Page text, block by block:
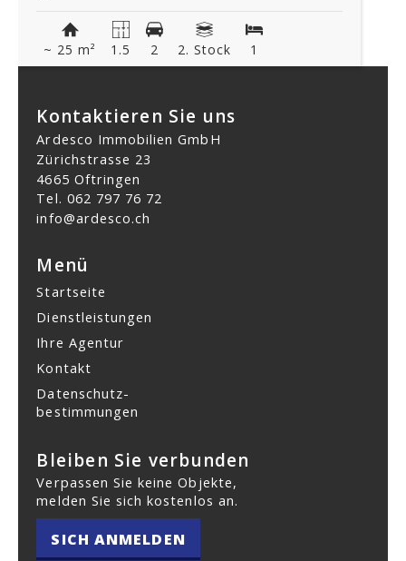
~ 25 m² 1.5 2 2. Stock 1
Kontaktieren Sie uns
Ardesco Immobilien GmbH
Zürichstrasse 23
4665 Oftringen
Tel. 062 797 76 72
info@ardesco.ch
Menü
Startseite
Dienstleistungen
Ihre Agentur
Kontakt
Datenschutz­
bestimmungen
Bleiben Sie verbunden
Verpassen Sie keine Objekte,
melden Sie sich kostenlos an.
SICH ANMELDEN